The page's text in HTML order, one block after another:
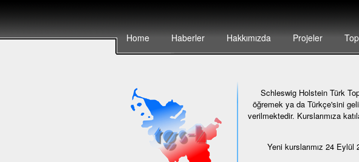
Home Haberler Hakkımızda Projeler
Schleswig Holstein Türk
öğremek ya da Türkçe'sini
verilmektedir. Kurslarımıza
Yeni kurslarımız 24